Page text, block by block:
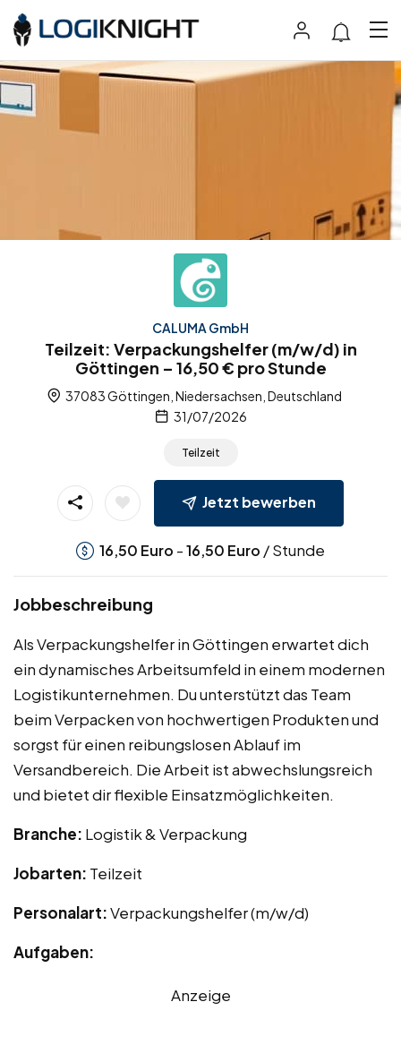
CALUMA GmbH
Teilzeit: Verpackungshelfer (m/w/d) in
Göttingen – 16,50 € pro Stunde
37083 Göttingen, Niedersachsen, Deutschland
31/07/2026
Teilzeit
Jetzt bewerben
16,50 Euro -16,50 Euro / Stunde
Jobbeschreibung
Als Verpackungshelfer in Göttingen erwartet dich
ein dynamisches Arbeitsumfeld in einem modernen
Logistikunternehmen. Du unterstützt das Team
beim Verpacken von hochwertigen Produkten und
sorgst für einen reibungslosen Ablauf im
Versandbereich. Die Arbeit ist abwechslungsreich
und bietet dir flexible Einsatzmöglichkeiten.
Branche: Logistik & Verpackung
Jobarten: Teilzeit
Personalart:Verpackungshelfer (m/w/d)
Aufgaben:
Anzeige